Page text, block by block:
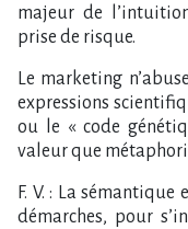
majeur de
prise de risque.
Le marketing
expressions
ou le « code
valeur que
F. V. : La
démarches, pour